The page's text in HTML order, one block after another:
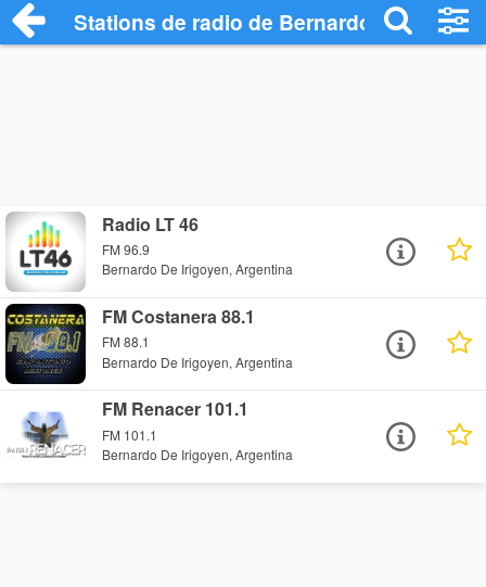
Stations de radio de Bernardo De
Radio LT 46
FM 96.9
Bernardo De Irigoyen, Argentina
FM Costanera 88.1
FM 88.1
Bernardo De Irigoyen, Argentina
FM Renacer 101.1
FM 101.1
Bernardo De Irigoyen, Argentina